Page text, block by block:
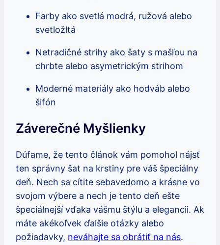
Farby ako svetlá modrá, ružová alebo
svetložltá
Netradičné strihy ako šaty s mašľou na
chrbte alebo asymetrickým strihom
Moderné materiály ako hodváb alebo
šifón
Záverečné Myšlienky
Dúfame, že tento článok vám pomohol nájsť
ten správny šat na krstiny pre váš špeciálny
deň. Nech sa cítite sebavedomo a krásne vo
svojom výbere a nech je tento deň ešte
špeciálnejší vďaka vášmu štýlu a elegancii. Ak
máte akékoľvek ďalšie otázky alebo
požiadavky, neváhajte sa obrátiť na nás.